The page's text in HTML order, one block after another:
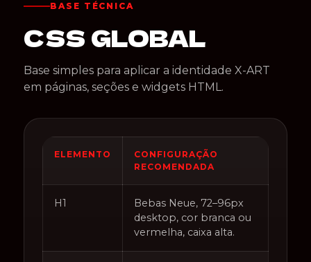
BASE TÉCNICA
CSS GLOBAL
Base simples para aplicar a identidade X-ART
em páginas, seções e widgets HTML.
ELEMENTO
CONFIGURAÇÃO
RECOMENDADA
H1
Bebas Neue, 72–96px
desktop, cor branca ou
vermelha, caixa alta.